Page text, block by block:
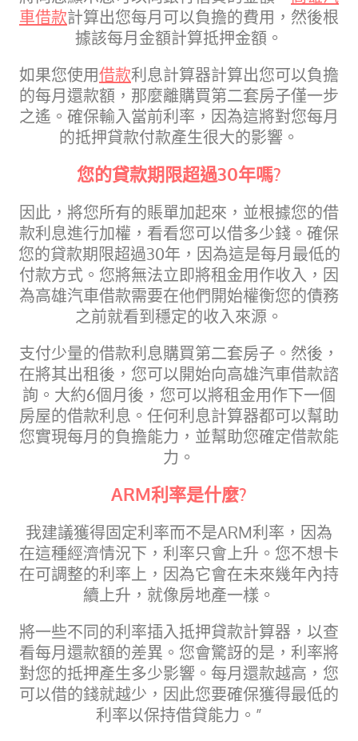
車借款計算出您每月可以負擔的費用，然後根
據該每月金額計算抵押金額。
如果您使用借款利息計算器計算出您可以負擔
的每月還款額，那麼離購買第二套房子僅一步
之遙。確保輸入當前利率，因為這將對您每月
的抵押貸款付款產生很大的影響。
您的貸款期限超過30年嗎?
因此，將您所有的賬單加起來，並根據您的借
款利息進行加權，看看您可以借多少錢。確保
您的貸款期限超過30年，因為這是每月最低的
付款方式。您將無法立即將租金用作收入，因
為高雄汽車借款需要在他們開始權衡您的債務
之前就看到穩定的收入來源。
支付少量的借款利息購買第二套房子。然後，
在將其出租後，您可以開始向高雄汽車借款諮
詢。大約6個月後，您可以將租金用作下一個
房屋的借款利息。任何利息計算器都可以幫助
您實現每月的負擔能力，並幫助您確定借款能
力。
ARM利率是什麼?
我建議獲得固定利率而不是ARM利率，因為
在這種經濟情況下，利率只會上升。您不想卡
在可調整的利率上，因為它會在未來幾年內持
續上升，就像房地產一樣。
將一些不同的利率插入抵押貸款計算器，以查
看每月還款額的差異。您會驚訝的是，利率將
對您的抵押產生多少影響。每月還款越高，您
可以借的錢就越少，因此您要確保獲得最低的
利率以保持借貸能力。”